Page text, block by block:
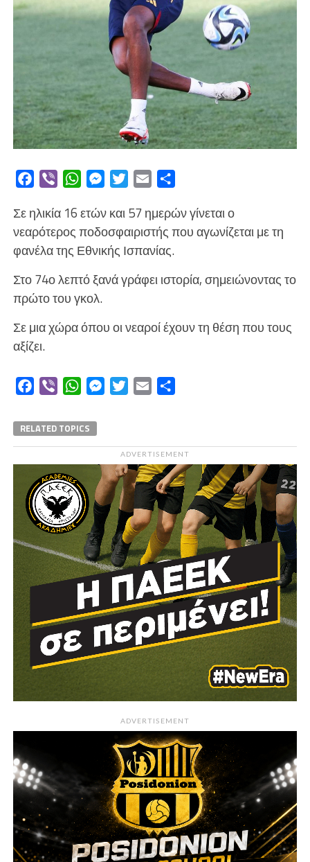
Facebook
Viber WhatsAppMessengerTwitterEmail
Σε ηλικία 16 ετών και 57 ημερών γίνεται ο
νεαρότερος ποδοσφαιριστής που αγωνίζεται με τη
φανέλα της Εθνικής Ισπανίας.
Στο 74ο λεπτό ξανά γράφει ιστορία, σημειώνοντας το
πρώτο του γκολ.
Σε μια χώρα όπου οι νεαροί έχουν τη θέση που τους
αξίζει.
Facebook
Viber WhatsAppMessengerTwitterEmail
RELATED TOPICS
ADVERTISEMENT
ADVERTISEMENT